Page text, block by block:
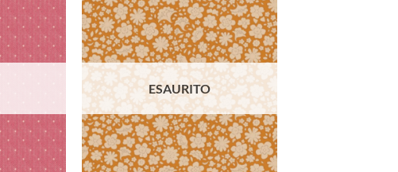
Aggiungi
alla lista
dei
desideri
Aggiungi
alla lista
dei
desideri
ESAURITO